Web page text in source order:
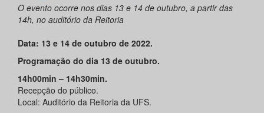
O evento ocorre nos dias 13 e 14 de outubro, a partir das
14h, no auditório da Reitoria
Data: 13 e 14 de outubro de 2022.
Programação do dia 13 de outubro.
14h00min – 14h30min.
Recepção do público.
Local: Auditório da Reitoria da UFS.